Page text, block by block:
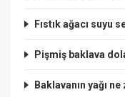
Fıstık ağacı suyu
Pişmiş baklava
Baklavanın yağı